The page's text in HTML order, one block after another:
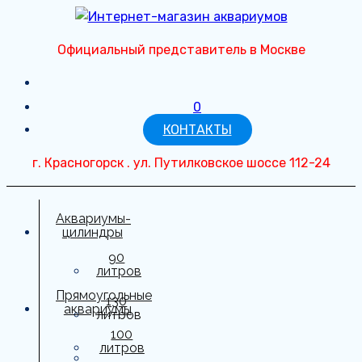
содержимомуОфициальный представитель в Москве
0
КОНТАКТЫ
г. Красногорск . ул. Путилковское шоссе 112-24
Аквариумы-
цилиндры
90
литров
130
литров
150
литров
Прямоугольные
аквариумы
100
литров